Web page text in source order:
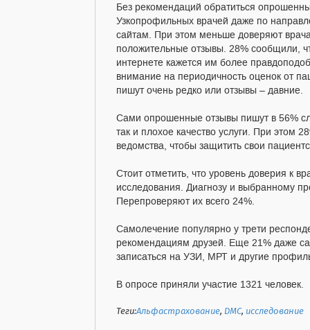
Без рекомендаций обратиться
Узкопрофильных врачей даже по
сайтам. При этом меньше доверяют
положительные отзывы. 28% сообщили,
интернете кажется им более
внимание на периодичность оценок от
пишут очень редко или отзывы – давние.
Сами опрошенные отзывы пишут в 56%
так и плохое качество услуги. При этом
ведомства, чтобы защитить свои
Стоит отметить, что уровень доверия к
исследования. Диагнозу и выбранному
Перепроверяют их всего 24%.
Самолечение популярно у трети
рекомендациям друзей. Еще 21% даже
записаться на УЗИ, МРТ и другие
В опросе приняли участие 1321 человек.
Теги:Альфастрахование, ДМС, исследование